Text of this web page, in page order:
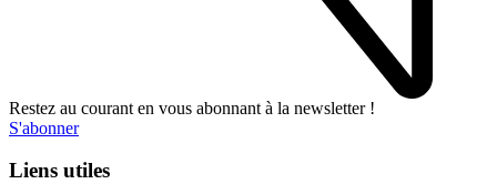
Restez au courant en vous abonnant à la newsletter !
S'abonner
Liens utiles